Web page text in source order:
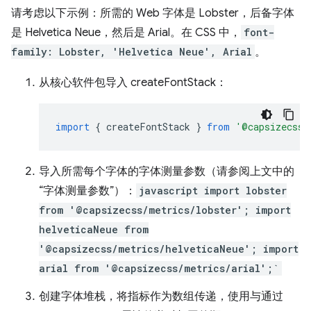
请考虑以下示例：所需的 Web 字体是 Lobster，后备字体
是 Helvetica Neue，然后是 Arial。在 CSS 中，
font-
family: Lobster, 'Helvetica Neue', Arial 。
从核心软件包导入 createFontStack：
import { createFontStack } from
导入所需每个字体的字体测量参数（请参阅上文中的
“字体测量参数”）：
javascript import lobster
from '@capsizecss/metrics/lobster'; import
helveticaNeue from
'@capsizecss/metrics/helveticaNeue'; import
arial from '@capsizecss/metrics/arial';`
创建字体堆栈，将指标作为数组传递，使用与通过